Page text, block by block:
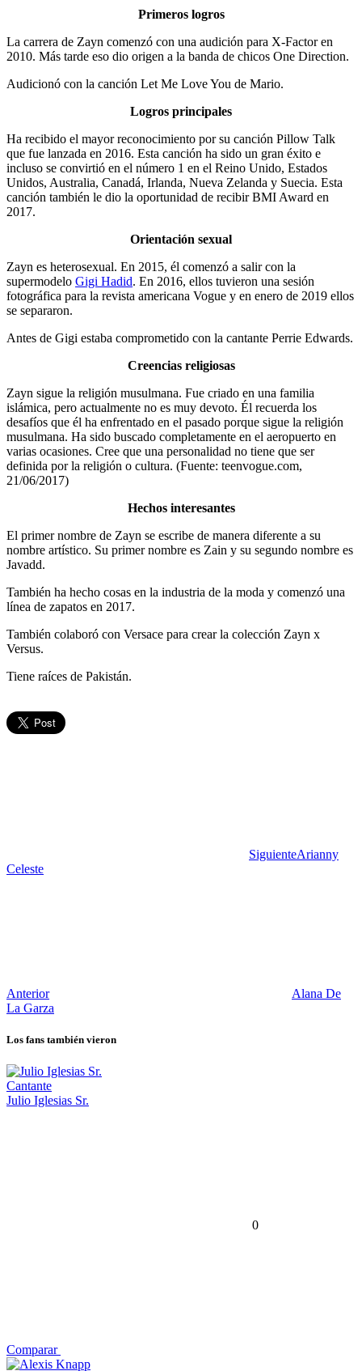
Primeros logros
La carrera de Zayn comenzó con una audición para X-Factor en
2010. Más tarde eso dio origen a la banda de chicos One Direction.
Audicionó con la canción Let Me Love You de Mario.
Logros principales
Ha recibido el mayor reconocimiento por su canción Pillow Talk
que fue lanzada en 2016. Esta canción ha sido un gran éxito e
incluso se convirtió en el número 1 en el Reino Unido, Estados
Unidos, Australia, Canadá, Irlanda, Nueva Zelanda y Suecia. Esta
canción también le dio la oportunidad de recibir BMI Award en
2017.
Orientación sexual
Zayn es heterosexual. En 2015, él comenzó a salir con la
supermodelo Gigi Hadid. En 2016, ellos tuvieron una sesión
fotográfica para la revista americana Vogue y en enero de 2019 ellos
se separaron.
Antes de Gigi estaba comprometido con la cantante Perrie Edwards.
Creencias religiosas
Zayn sigue la religión musulmana. Fue criado en una familia
islámica, pero actualmente no es muy devoto. Él recuerda los
desafíos que él ha enfrentado en el pasado porque sigue la religión
musulmana. Ha sido buscado completamente en el aeropuerto en
varias ocasiones. Cree que una personalidad no tiene que ser
definida por la religión o cultura. (Fuente: teenvogue.com,
21/06/2017)
Hechos interesantes
El primer nombre de Zayn se escribe de manera diferente a su
nombre artístico. Su primer nombre es Zain y su segundo nombre es
Javadd.
También ha hecho cosas en la industria de la moda y comenzó una
línea de zapatos en 2017.
También colaboró con Versace para crear la colección Zayn x
Versus.
Tiene raíces de Pakistán.
SiguienteArianny
Celeste
Anterior
Alana De
La Garza
Los fans también vieron
Cantante
Julio Iglesias Sr.
0
Comparar